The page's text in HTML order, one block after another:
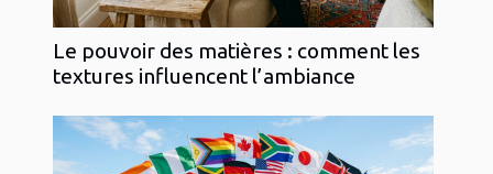
Le pouvoir des matières : comment les
textures influencent l’ambiance